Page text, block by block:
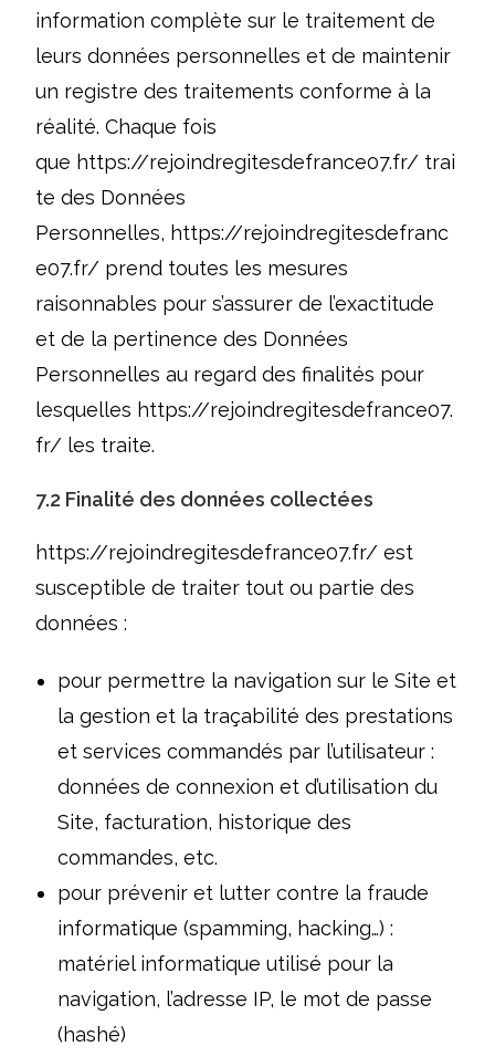
information complète sur le traitement de
leurs données personnelles et de maintenir
un registre des traitements conforme à la
réalité. Chaque fois
que https://rejoindregitesdefrance07.fr/ trai
te des Données
Personnelles, https://rejoindregitesdefranc
e07.fr/ prend toutes les mesures
raisonnables pour s’assurer de l’exactitude
et de la pertinence des Données
Personnelles au regard des finalités pour
lesquelles https://rejoindregitesdefrance07.
fr/ les traite.
7.2 Finalité des données collectées
https://rejoindregitesdefrance07.fr/ est
susceptible de traiter tout ou partie des
données :
pour permettre la navigation sur le Site et
la gestion et la traçabilité des prestations
et services commandés par l’utilisateur :
données de connexion et d’utilisation du
Site, facturation, historique des
commandes, etc.
pour prévenir et lutter contre la fraude
informatique (spamming, hacking…) :
matériel informatique utilisé pour la
navigation, l’adresse IP, le mot de passe
(hashé)